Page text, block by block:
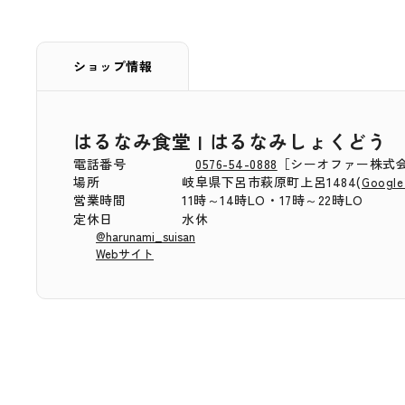
ショップ情報
はるなみ食堂 | はるなみしょくどう
電話番号 0576-54-0888 ［シーオファー株式
場所
岐阜県下呂市萩原町上呂1484(
営業時間
11時～14時LO・17時～22時LO
定休日
水休
@harunami_suisan
Webサイト